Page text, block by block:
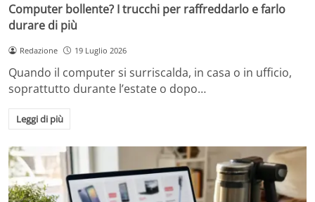
Computer bollente? I trucchi per raffreddarlo e farlo
durare di più
Redazione 19 Luglio 2026
Quando il computer si surriscalda, in casa o in ufficio,
soprattutto durante l’estate o dopo…
Leggi di più